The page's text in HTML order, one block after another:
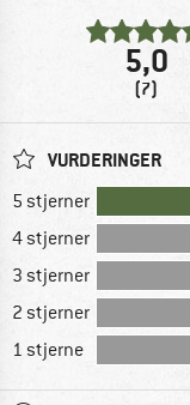
5,0
(7)
VURDERINGER
5 stjerner
4 stjerner
3 stjerner
2 stjerner
1 stjerne